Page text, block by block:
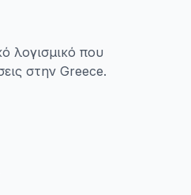
λογισμικό που
στην Greece.